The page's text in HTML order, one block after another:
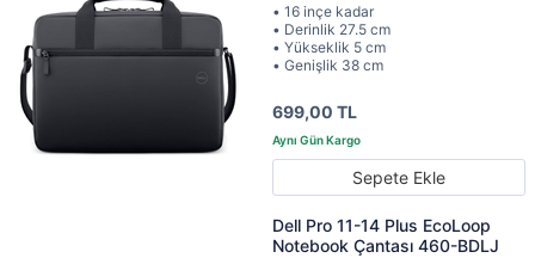
• 16 inçe kadar
• Derinlik 27.5 cm
• Yükseklik 5 cm
• Genişlik 38 cm
699,00 TL
Sepete Ekle
Dell Pro 11-14 Plus EcoLoop
Notebook Çantası 460-BDLJ